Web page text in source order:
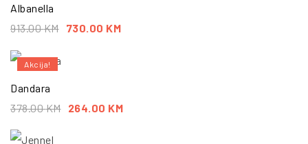
Albanella
913.00KM 730.00 KM
Akcija!
Dandara
378.00KM 264.00 KM